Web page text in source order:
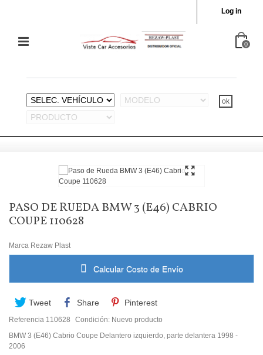
Log in
0
PASO DE RUEDA BMW 3 (E46) CABRIO
COUPE 110628
Marca Rezaw Plast
Calcular Costo de Envío
Tweet Share Pinterest
Referencia 110628 Condición: Nuevo producto
BMW 3 (E46) Cabrio Coupe Delantero izquierdo, parte delantera 1998 -
2006